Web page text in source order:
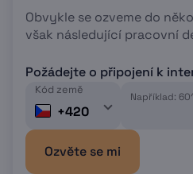
Obvykle se ozveme do
však následující pracovní
Požádejte o připojení k
Kód země
+420
Například:
Ozvěte se mi